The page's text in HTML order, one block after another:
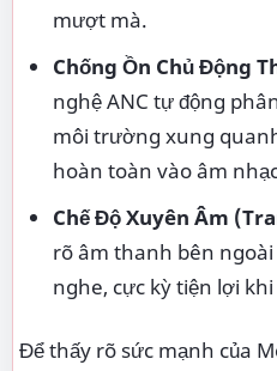
mượt mà.
Chống Ồn Chủ Động
nghệ ANC tự động
môi trường xung
hoàn toàn vào âm
Chế Độ Xuyên Âm
rõ âm thanh bên
nghe, cực kỳ tiện lợi
Để thấy rõ sức mạnh của